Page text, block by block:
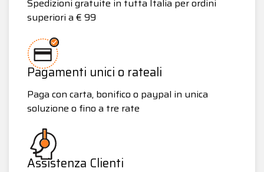
Spedizioni gratuite in tutta Italia per ordini
superiori a € 99
Pagamenti unici o rateali
Paga con carta, bonifico o paypal in unica
soluzione o fino a tre rate
Assistenza Clienti